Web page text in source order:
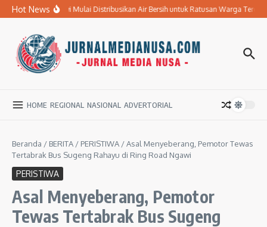
Lewati ke konten
Hot News
BPBD Ngawi Mulai Distribusikan Air Bersih untuk Ratusan Warga
HOME REGIONAL NASIONAL ADVERTORIAL
Beranda / BERITA / PERISTIWA /Asal Menyeberang, Pemotor Tewas
Tertabrak Bus Sugeng Rahayu di Ring Road Ngawi
PERISTIWA
Asal Menyeberang, Pemotor
Tewas Tertabrak Bus Sugeng